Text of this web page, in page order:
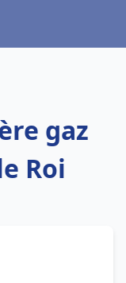
gaz
Roi